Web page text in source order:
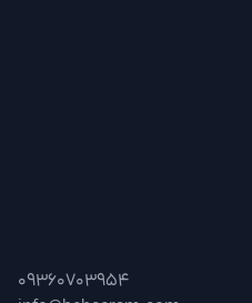
09360703954